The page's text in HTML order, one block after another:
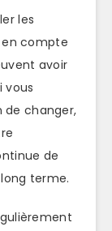
les
compte
avoir
vous
de changer,
de
terme.